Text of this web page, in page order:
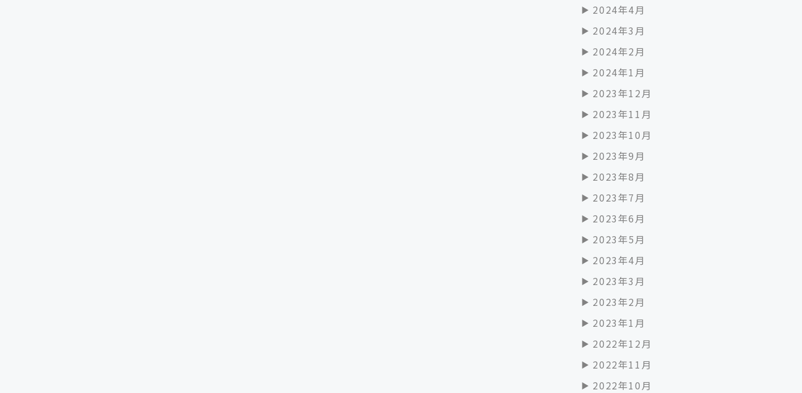
2024年4月
2024年3月
2024年2月
2024年1月
2023年12月
2023年11月
2023年10月
2023年9月
2023年8月
2023年7月
2023年6月
2023年5月
2023年4月
2023年3月
2023年2月
2023年1月
2022年12月
2022年11月
2022年10月